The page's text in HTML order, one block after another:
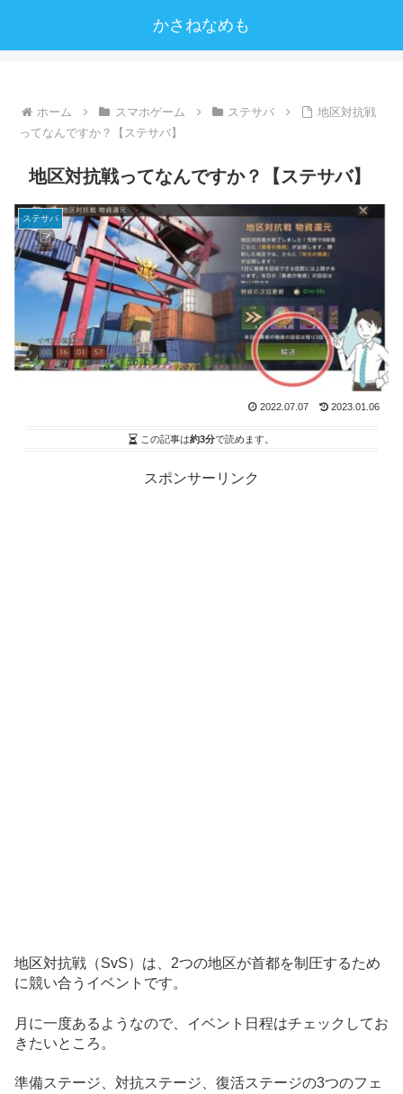
かさねなめも
ホーム スマホゲーム ステサバ
地区対抗戦
ってなんですか？【ステサバ】
地区対抗戦ってなんですか？【ステサバ】
ステサバ
2022.07.07 2023.01.06
この記事は約3分で読めます。
スポンサーリンク
地区対抗戦（SvS）は、2つの地区が首都を制圧するため
に競い合うイベントです。
月に一度あるようなので、イベント日程はチェックしてお
きたいところ。
準備ステージ、対抗ステージ、復活ステージの3つのフェ